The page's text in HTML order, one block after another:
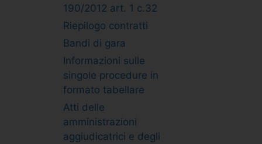
190/2012 art. 1 c.32
Riepilogo contratti
Bandi di gara
Informazioni sulle
singole procedure in
formato tabellare
Atti delle
amministrazioni
aggiudicatrici e degli